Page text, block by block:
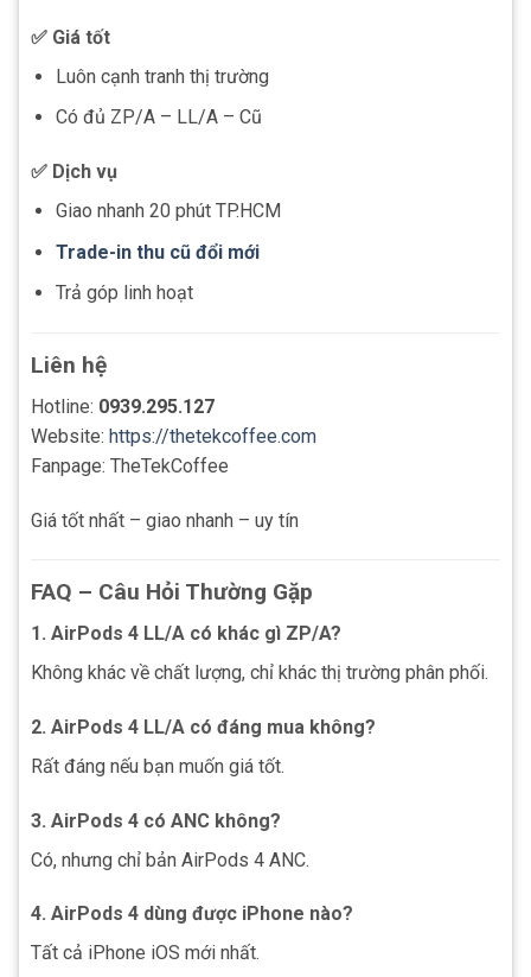
✅ Giá tốt
Luôn cạnh tranh thị trường
Có đủ ZP/A – LL/A – Cũ
✅ Dịch vụ
Giao nhanh 20 phút TP.HCM
Trade-in thu cũ đổi mới
Trả góp linh hoạt
Liên hệ
Hotline: 0939.295.127
Website: https://thetekcoffee.com
Fanpage: TheTekCoffee
Giá tốt nhất – giao nhanh – uy tín
FAQ – Câu Hỏi Thường Gặp
1. AirPods 4 LL/A có khác gì ZP/A?
Không khác về chất lượng, chỉ khác thị trường phân phối.
2. AirPods 4 LL/A có đáng mua không?
Rất đáng nếu bạn muốn giá tốt.
3. AirPods 4 có ANC không?
Có, nhưng chỉ bản AirPods 4 ANC.
4. AirPods 4 dùng được iPhone nào?
Tất cả iPhone iOS mới nhất.